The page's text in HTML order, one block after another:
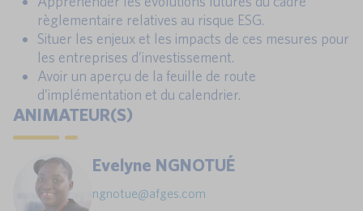
règlementaire relatives au risque ESG.
Situer les enjeux et les impacts de ces mesures pour
les entreprises d’investissement.
Avoir un aperçu de la feuille de route
d’implémentation et du calendrier.
ANIMATEUR(S)
Evelyne NGNOTUÉ
ngnotue@afges.com